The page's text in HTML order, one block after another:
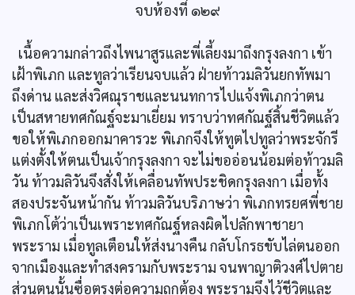
จบห้องที่ ๑๒๙
เนื้อความกล่าวถึงไพนาสูรและพี่เลี้ยงมาถึงกรุงลงกา เข้า
เฝ้าพิเภก และทูลว่าเรียนจบแล้ว ฝ่ายท้าวมลิวันยกทัพมา
ถึงด่าน และส่งวิศณุราชและนนทการไปแจ้งพิเภกว่าตน
เป็นสหายทศกัณฐ์จะมาเยี่ยม ทราบว่าทศกัณฐ์สิ้นชีวิตแล้ว
ขอให้พิเภกออกมาคารวะ พิเภกจึงให้ทูตไปทูลว่าพระจักรี
แต่งตั้งให้ตนเป็นเจ้ากรุงลงกา จะไม่ขออ่อนน้อมต่อท้าวมลิ
วัน ท้าวมลิวันจึงสั่งให้เคลื่อนทัพประชิดกรุงลงกา เมื่อทั้ง
สองประจันหน้ากัน ท้าวมลิวันบริภาษว่า พิเภกทรยศพี่ชาย
พิเภกโต้ว่าเป็นเพราะทศกัณฐ์หลงผิดไปลักพาชายา
พระราม เมื่อทูลเตือนให้ส่งนางคืน กลับโกรธขับไล่ตนออก
จากเมืองและทำสงครามกับพระราม จนพาญาติวงศ์ไปตาย
ส่วนตนนั้นซื่อตรงต่อความถูกต้อง พระรามจึงไว้ชีวิตและ